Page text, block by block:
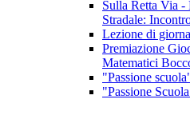
Sulla Retta Via -
Stradale:
Lezione di
Premiazione
Matematici
"Passione
"Passione